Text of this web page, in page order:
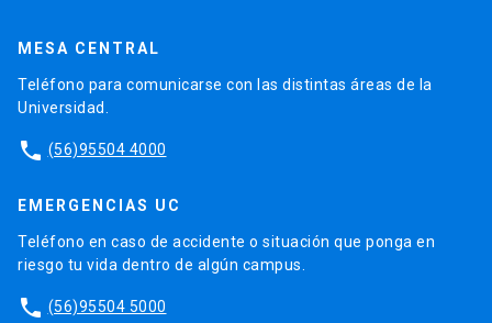
MESA CENTRAL
Teléfono para comunicarse con las distintas áreas de la
Universidad.
phone (56)95504 4000
EMERGENCIAS UC
Teléfono en caso de accidente o situación que ponga en
riesgo tu vida dentro de algún campus.
phone (56)95504 5000